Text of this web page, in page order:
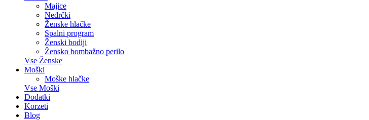
Majice
Nedrčki
Ženske hlačke
Spalni program
Ženski bodiji
Žensko bombažno perilo
Vse Ženske
Moški
Moške hlačke
Vse Moški
Dodatki
Korzeti
Blog